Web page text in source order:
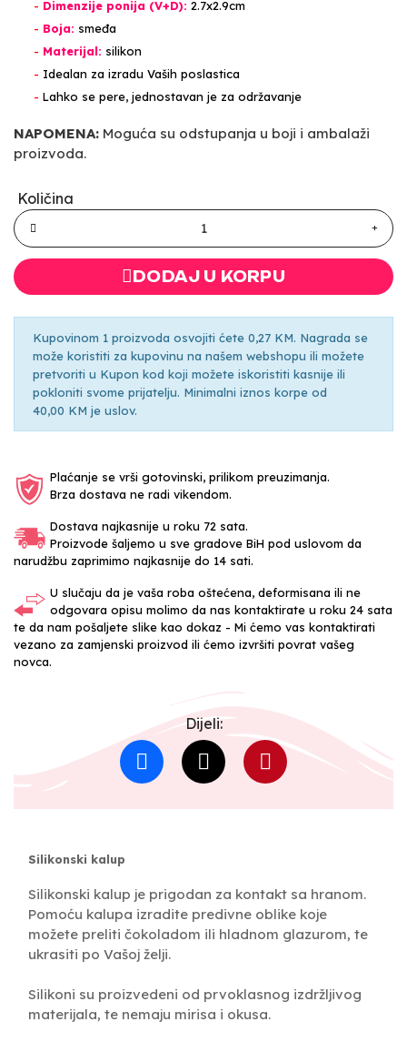
- Dimenzije ponija (V+D): 2.7x2.9cm
- Boja: smeđa
- Materijal: silikon
- Idealan za izradu Vaših poslastica
- Lahko se pere, jednostavan je za održavanje
NAPOMENA: Moguća su odstupanja u boji i ambalaži
proizvoda.
Količina
DODAJ U KORPU
Kupovinom 1 proizvoda osvojiti ćete 0,27 KM. Nagrada se
može koristiti za kupovinu na našem webshopu ili možete
pretvoriti u Kupon kod koji možete iskoristiti kasnije ili
pokloniti svome prijatelju. Minimalni iznos korpe od
40,00 KM je uslov.
Plaćanje se vrši gotovinski, prilikom preuzimanja.
Brza dostava ne radi vikendom.
Dostava najkasnije u roku 72 sata.
Proizvode šaljemo u sve gradove BiH pod uslovom da
narudžbu zaprimimo najkasnije do 14 sati.
U slučaju da je vaša roba oštećena, deformisana ili ne
odgovara opisu molimo da nas kontaktirate u roku 24 sata
te da nam pošaljete slike kao dokaz - Mi ćemo vas kontaktirati
vezano za zamjenski proizvod ili ćemo izvršiti povrat vašeg
novca.
Dijeli:
Silikonski kalup
Silikonski kalup je prigodan za kontakt sa hranom.
Pomoću kalupa izradite predivne oblike koje
možete preliti čokoladom ili hladnom glazurom, te
ukrasiti po Vašoj želji.
Silikoni su proizvedeni od prvoklasnog izdržljivog
materijala, te nemaju mirisa i okusa.